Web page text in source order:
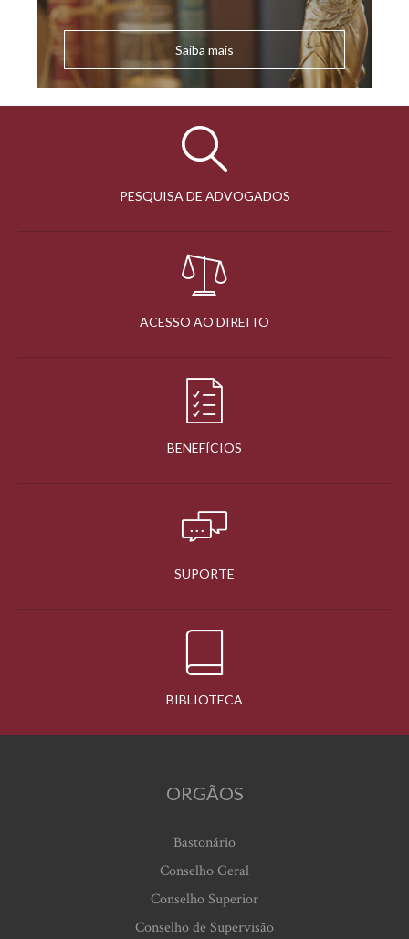
Saiba mais
PESQUISA DE ADVOGADOS
ACESSO AO DIREITO
BENEFÍCIOS
SUPORTE
BIBLIOTECA
ORGÃOS
Bastonário
Conselho Geral
Conselho Superior
Conselho de Supervisão